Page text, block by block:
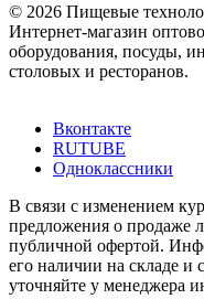
© 2026 Пищевые
Интернет-магазин
оборудования, посуды,
столовых и ресторанов.
Вконтакте
RUTUBE
Одноклассники
В связи с изменением
предложения о продаже
публичной офертой.
его наличии на складе и
уточняйте у менеджера